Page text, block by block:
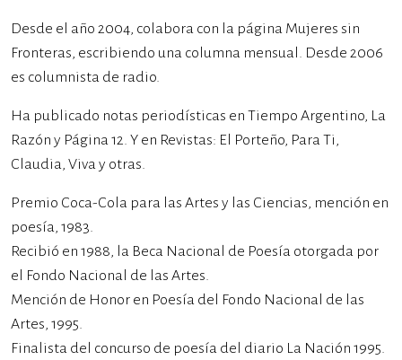
Desde el año 2004, colabora con la página Mujeres sin
Fronteras, escribiendo una columna mensual. Desde 2006
es columnista de radio.
Ha publicado notas periodísticas en Tiempo Argentino, La
Razón y Página 12. Y en Revistas: El Porteño, Para Ti,
Claudia, Viva y otras.
Premio Coca-Cola para las Artes y las Ciencias, mención en
poesía, 1983.
Recibió en 1988, la Beca Nacional de Poesía otorgada por
el Fondo Nacional de las Artes.
Mención de Honor en Poesía del Fondo Nacional de las
Artes, 1995.
Finalista del concurso de poesía del diario La Nación 1995.